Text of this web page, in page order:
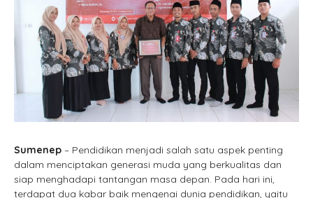
Sumenep – Pendidikan menjadi salah satu aspek penting
dalam menciptakan generasi muda yang berkualitas dan
siap menghadapi tantangan masa depan. Pada hari ini,
terdapat dua kabar baik mengenai dunia pendidikan, yaitu